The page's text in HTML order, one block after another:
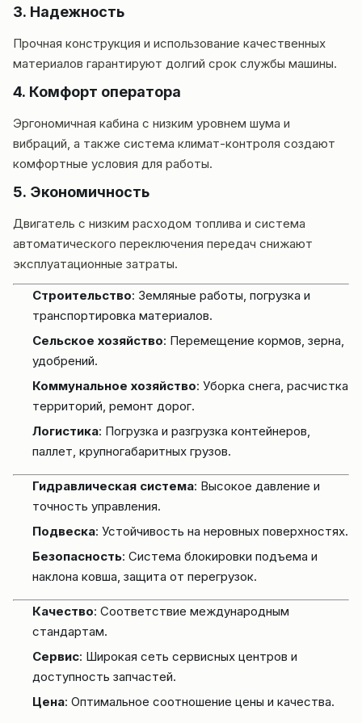
3. Надежность
Прочная конструкция и использование качественных
материалов гарантируют долгий срок службы машины.
4. Комфорт оператора
Эргономичная кабина с низким уровнем шума и
вибраций, а также система климат-контроля создают
комфортные условия для работы.
5. Экономичность
Двигатель с низким расходом топлива и система
автоматического переключения передач снижают
эксплуатационные затраты.
Строительство: Земляные работы, погрузка и
транспортировка материалов.
Сельское хозяйство: Перемещение кормов, зерна,
удобрений.
Коммунальное хозяйство: Уборка снега, расчистка
территорий, ремонт дорог.
Логистика: Погрузка и разгрузка контейнеров,
паллет, крупногабаритных грузов.
Гидравлическая система: Высокое давление и
точность управления.
Подвеска: Устойчивость на неровных поверхностях.
Безопасность: Система блокировки подъема и
наклона ковша, защита от перегрузок.
Качество: Соответствие международным
стандартам.
Сервис: Широкая сеть сервисных центров и
доступность запчастей.
Цена: Оптимальное соотношение цены и качества.